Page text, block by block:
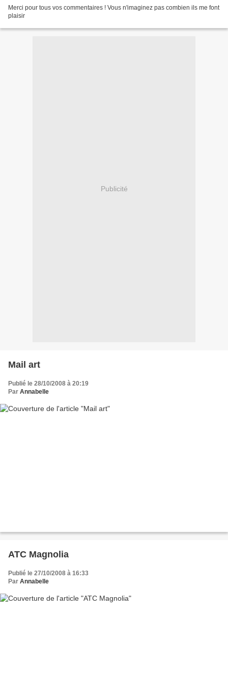
Merci pour tous vos commentaires ! Vous n'imaginez pas combien ils me font
plaisir
Publicité
Mail art
Publié le 28/10/2008 à 20:19
Par Annabelle
ATC Magnolia
Publié le 27/10/2008 à 16:33
Par Annabelle